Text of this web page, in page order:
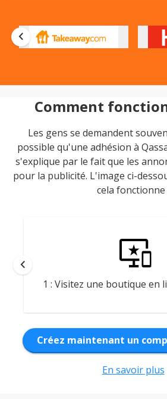
chevron_left
Comment
Les gens se demandent
possible qu'une adhésion à
s'explique par le fait que les
pour la publicité. L'image ci-
cela fonctionne
chevron_left
1 : Visitez une boutique en
Créez maintenant un
En savoir plus